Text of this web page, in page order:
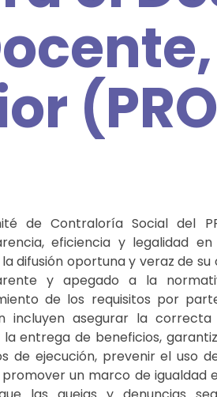
de Contraloría Social del
eficiencia y legalidad
difusión oportuna y veraz de
y apegado a la
de los requisitos por
incluyen asegurar la
entrega de beneficios,
de ejecución, prevenir el uso
un marco de igualdad